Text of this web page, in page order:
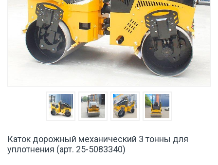
Каток дорожный механический 3 тонны для
уплотнения (арт. 25-5083340)